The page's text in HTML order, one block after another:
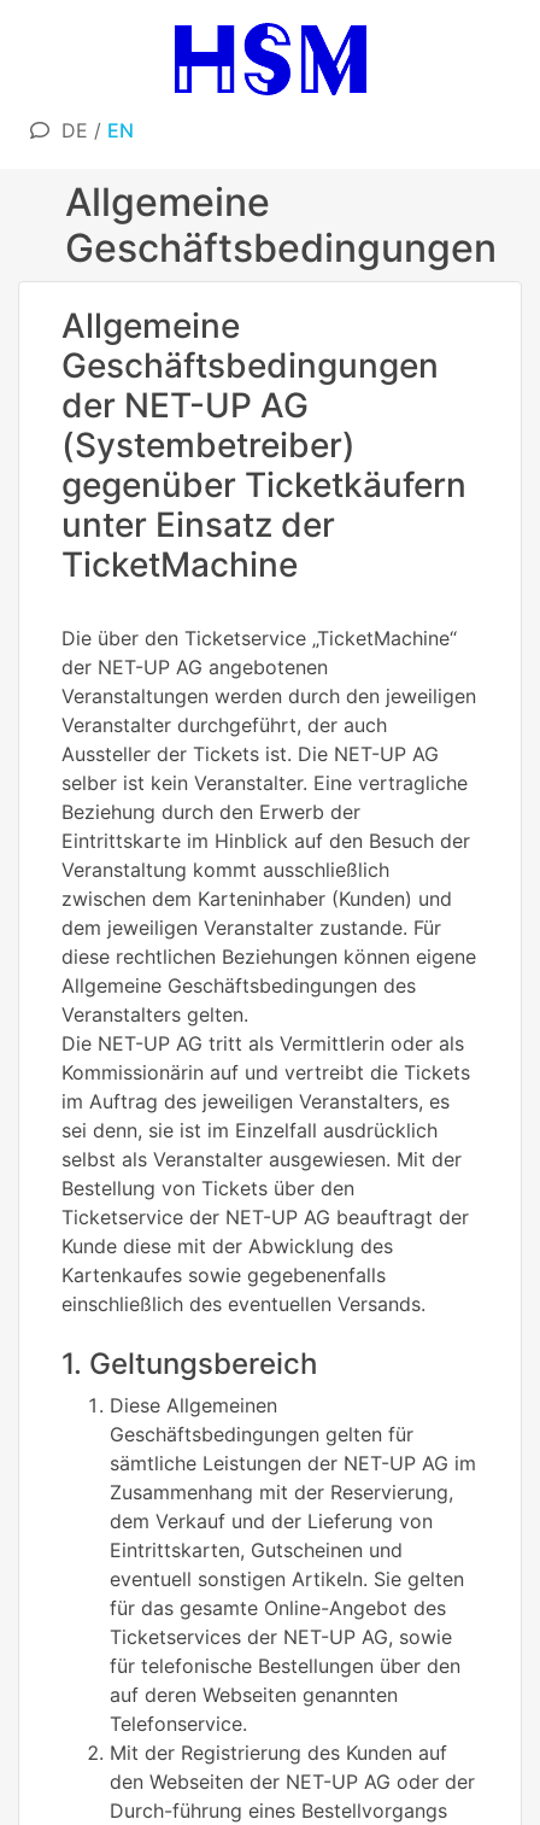
DE / EN
Allgemeine
Geschäftsbedingungen
Allgemeine
Geschäftsbedingungen
der NET-UP AG
(Systembetreiber)
gegenüber Ticketkäufern
unter Einsatz der
TicketMachine
Die über den Ticketservice „TicketMachine“
der NET-UP AG angebotenen
Veranstaltungen werden durch den jeweiligen
Veranstalter durchgeführt, der auch
Aussteller der Tickets ist. Die NET-UP AG
selber ist kein Veranstalter. Eine vertragliche
Beziehung durch den Erwerb der
Eintrittskarte im Hinblick auf den Besuch der
Veranstaltung kommt ausschließlich
zwischen dem Karteninhaber (Kunden) und
dem jeweiligen Veranstalter zustande. Für
diese rechtlichen Beziehungen können eigene
Allgemeine Geschäftsbedingungen des
Veranstalters gelten.
Die NET-UP AG tritt als Vermittlerin oder als
Kommissionärin auf und vertreibt die Tickets
im Auftrag des jeweiligen Veranstalters, es
sei denn, sie ist im Einzelfall ausdrücklich
selbst als Veranstalter ausgewiesen. Mit der
Bestellung von Tickets über den
Ticketservice der NET-UP AG beauftragt der
Kunde diese mit der Abwicklung des
Kartenkaufes sowie gegebenenfalls
einschließlich des eventuellen Versands.
1. Geltungsbereich
Diese Allgemeinen
Geschäftsbedingungen gelten für
sämtliche Leistungen der NET-UP AG im
Zusammenhang mit der Reservierung,
dem Verkauf und der Lieferung von
Eintrittskarten, Gutscheinen und
eventuell sonstigen Artikeln. Sie gelten
für das gesamte Online-Angebot des
Ticketservices der NET-UP AG, sowie
für telefonische Bestellungen über den
auf deren Webseiten genannten
Telefonservice.
Mit der Registrierung des Kunden auf
den Webseiten der NET-UP AG oder der
Durch-führung eines Bestellvorgangs